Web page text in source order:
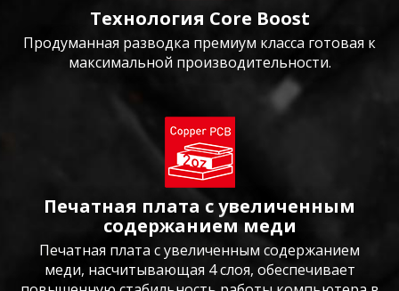
Технология Core Boost
Продуманная разводка премиум класса готовая к
максимальной производительности.
Печатная плата с увеличенным
содержанием меди
Печатная плата с увеличенным содержанием
меди, насчитывающая 4 слоя, обеспечивает